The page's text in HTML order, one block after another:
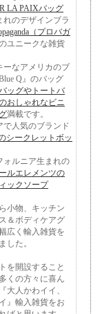
LA PAIXバッグ
れのデザインブラ
（プロバガ
ユニークな雑貨
ーなアメリカのブ
Q』のバッグ
ッグやトートバ
おしゃれなビニ
満載です。
で人気のブランド
シークレットボッ
ォルニア生まれの
ルエレメンツの
ックソープ
小物、キッチン
＆ボディケアグ
広く輸入雑貨を
した。
を開設すること
くの方々に喜ん
大人かわイイ、
』輸入雑貨をお